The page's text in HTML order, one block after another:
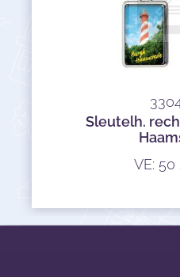
Sleutelh.
VE: 50